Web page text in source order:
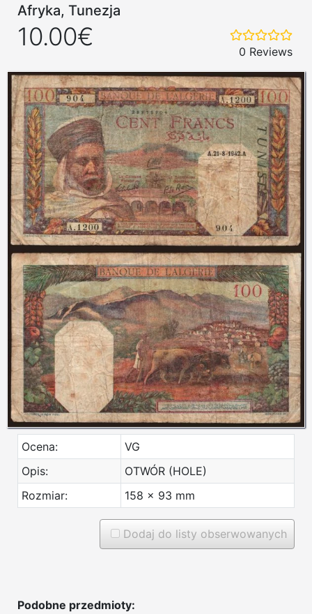
Afryka, Tunezja
10.00€
0 Reviews
Ocena:
VG
Opis:
OTWÓR (HOLE)
Rozmiar:
158 x 93 mm
Dodaj do listy obserwowanych
Podobne przedmioty: